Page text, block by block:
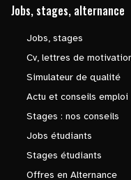
Jobs, stages, alternance
Jobs, stages
Cv, lettres de
Simulateur de qualité
Actu et conseils emploi
Stages : nos conseils
Jobs étudiants
Stages étudiants
Offres en Alternance